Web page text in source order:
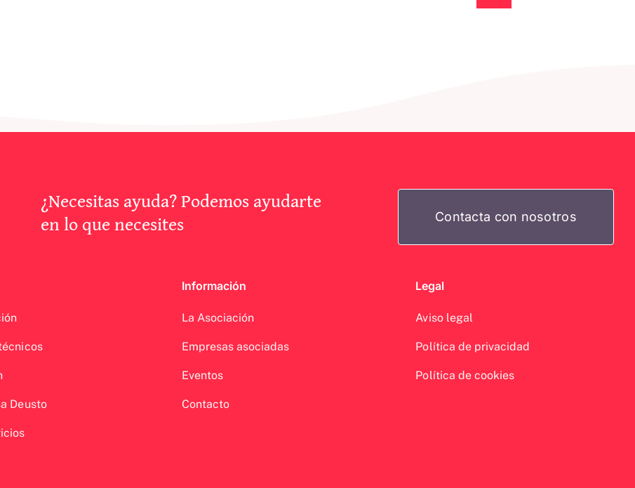
¿Necesitas ayuda? Podemos ayudarte
en lo que necesites
Contacta con nosotros
Deusto
Información
La Asociación
Empresas asociadas
Eventos
Contacto
Legal
Aviso legal
Política de privacidad
Política de cookies